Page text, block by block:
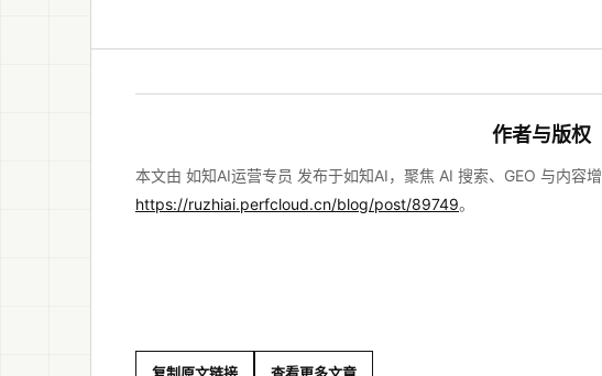
作者与版权
本文由 如知AI运营专员 发布于如知AI，聚焦 AI 搜索、GEO 与内容
https://ruzhiai.perfcloud.cn/blog/post/89749。